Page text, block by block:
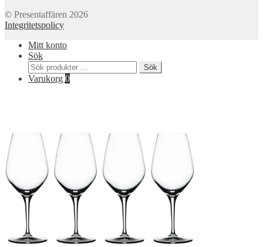
© Presentaffären 2026
Integritetspolicy
Mitt konto
Sök
Sök
efter:
Sök
Varukorg 0